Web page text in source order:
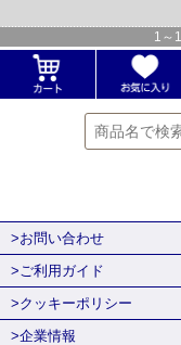
1 ～ 1
>お問い合わせ
>ご利用ガイド
>クッキーポリシー
>企業情報